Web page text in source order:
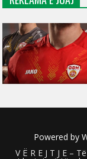
Powered by
V Ë R E J T J E –